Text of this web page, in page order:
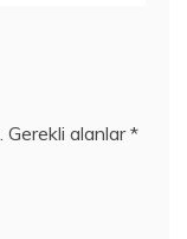
Gerekli alanlar*